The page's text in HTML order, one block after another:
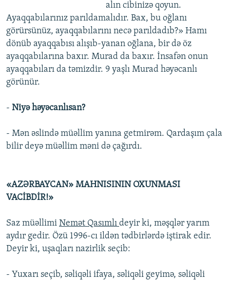
alın cibinizə qoyun.
Ayaqqabılarınız parıldamalıdır. Bax, bu oğlanı
görürsünüz, ayaqqabılarını necə parıldadıb?» Hamı
dönüb ayaqqabısı alışıb-yanan oğlana, bir də öz
ayaqqabılarına baxır. Murad da baxır. İnsafən onun
ayaqqabıları da təmizdir. 9 yaşlı Murad həyəcanlı
görünür.
- Niyə həyəcanlısan?
- Mən əslində müəllim yanına getmirəm. Qardaşım çala
bilir deyə müəllim məni də çağırdı.
«AZƏRBAYCAN» MAHNISININ OXUNMASI
VACİBDİR!»
Saz müəllimi Nemət Qasımlı deyir ki, məşqlər yarım
aydır gedir. Özü 1996-cı ildən tədbirlərdə iştirak edir.
Deyir ki, uşaqları nazirlik seçib:
- Yuxarı seçib, səliqəli ifaya, səliqəli geyimə, səliqəli